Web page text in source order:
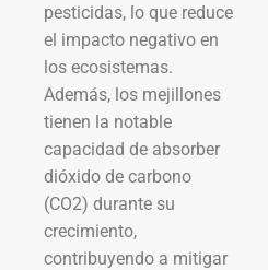
pesticidas, lo que reduce
el impacto negativo en
los ecosistemas.
Además, los mejillones
tienen la notable
capacidad de absorber
dióxido de carbono
(CO2) durante su
crecimiento,
contribuyendo a mitigar